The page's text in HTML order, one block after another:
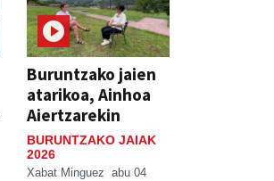
Buruntzako jaien
atarikoa, Ainhoa
Aiertzarekin
BURUNTZAKO JAIAK
2026
Xabat Minguez abu 04